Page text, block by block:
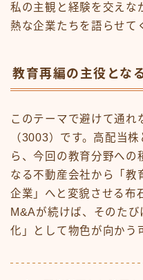
私の主観と経験を交えな
熱な企業たちを語らせて
教育再編の主役とな
このテーマで避けて通れ
（3003）です。高配当
ら、今回の教育分野への
なる不動産会社から「教
企業」へと変貌させる布
M&Aが続けば、そのた
化」として物色が向かう